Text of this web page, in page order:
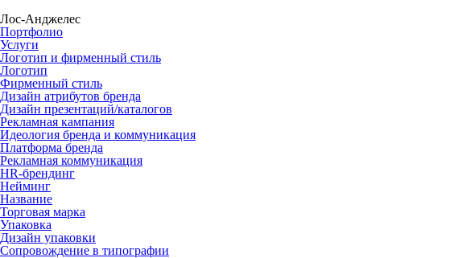
Лос-Анджелес
Портфолио
Услуги
Логотип и фирменный стиль
Логотип
Фирменный стиль
Дизайн атрибутов бренда
Дизайн презентаций/каталогов
Рекламная кампания
Идеология бренда и коммуникация
Платформа бренда
Рекламная коммуникация
HR-брендинг
Нейминг
Название
Торговая марка
Упаковка
Дизайн упаковки
Сопровождение в типографии